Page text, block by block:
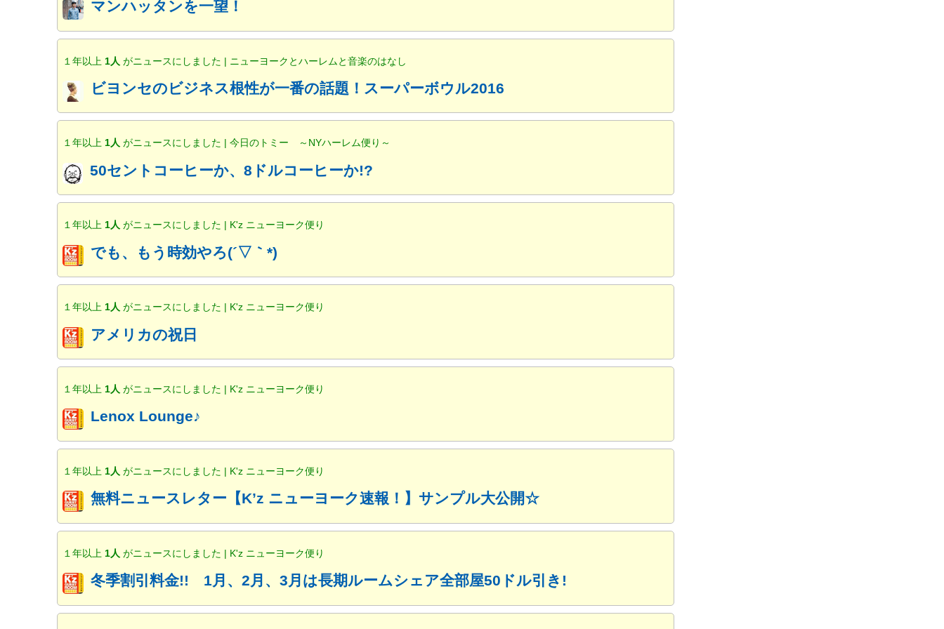
マンハッタンを一望！
１年以上 1人がニュースにしました | ニューヨークとハーレムと音楽のはなし
ビヨンセのビジネス根性が一番の話題！スーパーボウル2016
１年以上1人がニュースにしました | 今日のトミー ～NYハーレム便り～
50セントコーヒーか、8ドルコーヒーか!?
１年以上1人がニュースにしました | K'z ニューヨーク便り
でも、もう時効やろ(´▽｀*)
１年以上 1人がニュースにしました | K'z ニューヨーク便り
アメリカの祝日
１年以上 1人がニュースにしました | K'z ニューヨーク便り
Lenox Lounge♪
１年以上 1人がニュースにしました | K'z ニューヨーク便り
無料ニュースレター【K’z ニューヨーク速報！】サンプル大公開☆
１年以上 1人がニュースにしました | K'z ニューヨーク便り
冬季割引料金!! 1月、2月、3月は長期ルームシェア全部屋50ドル引き!